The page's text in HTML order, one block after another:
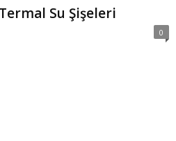
Su Şişeleri
0